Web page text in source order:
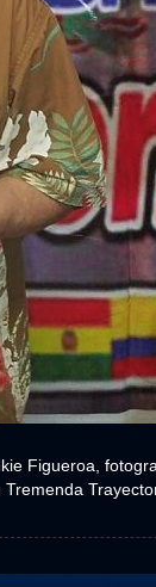
Figueroa,